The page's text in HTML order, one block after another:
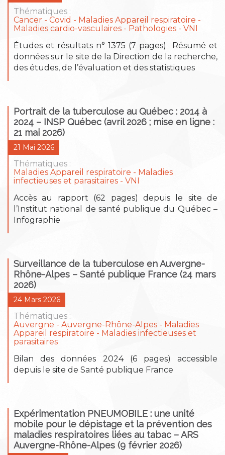
Thématiques :
Cancer
Covid
Maladies Appareil respiratoire
Maladies cardio-vasculaires
Pathologies
VNI
Études et résultats n° 1375 (7 pages) Résumé et
données sur le site de la Direction de la recherche,
des études, de l’évaluation et des statistiques
Portrait de la tuberculose au Québec : 2014 à
2024 – INSP Québec (avril 2026 ; mise en ligne :
21 mai 2026)
21 Mai 2026
Thématiques :
Maladies Appareil respiratoire
Maladies
infectieuses et parasitaires
VNI
Accès au rapport (62 pages) depuis le site de
l’Institut national de santé publique du Québec –
Infographie
Surveillance de la tuberculose en Auvergne-
Rhône-Alpes – Santé publique France (24 mars
2026)
24 Mars 2026
Thématiques :
Auvergne
Auvergne-Rhône-Alpes
Maladies
Appareil respiratoire
Maladies infectieuses et
parasitaires
Bilan des données 2024 (6 pages) accessible
depuis le site de Santé publique France
Expérimentation PNEUMOBILE : une unité
mobile pour le dépistage et la prévention des
maladies respiratoires liées au tabac – ARS
Auvergne-Rhône-Alpes (9 février 2026)